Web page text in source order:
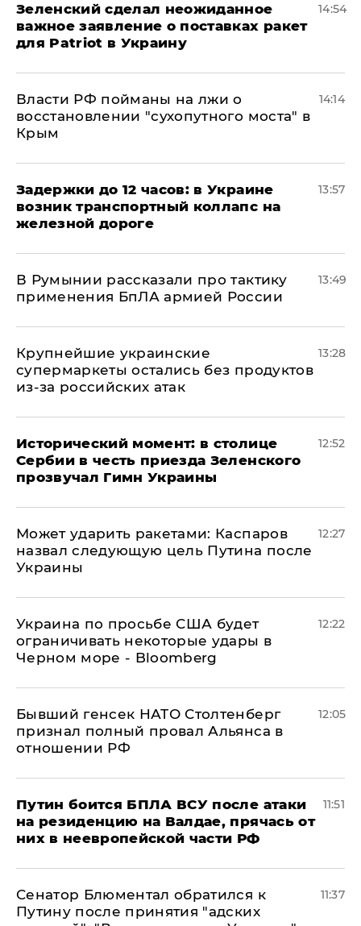
Зеленский сделал неожиданное
важное заявление о поставках ракет
для Patriot в Украину
14:54
Власти РФ пойманы на лжи о
восстановлении "сухопутного моста" в
Крым
14:14
Задержки до 12 часов: в Украине
возник транспортный коллапс на
железной дороге
13:57
В Румынии рассказали про тактику
применения БпЛА армией России
13:49
Крупнейшие украинские
супермаркеты остались без продуктов
из-за российских атак
13:28
Исторический момент: в столице
Сербии в честь приезда Зеленского
прозвучал Гимн Украины
12:52
Может ударить ракетами: Каспаров
назвал следующую цель Путина после
Украины
12:27
Украина по просьбе США будет
ограничивать некоторые удары в
Черном море - Bloomberg
12:22
Бывший генсек НАТО Столтенберг
признал полный провал Альянса в
отношении РФ
12:05
Путин боится БПЛА ВСУ после атаки
на резиденцию на Валдае, прячась от
них в неевропейской части РФ
11:51
Сенатор Блюментал обратился к
Путину после принятия "адских
11:37